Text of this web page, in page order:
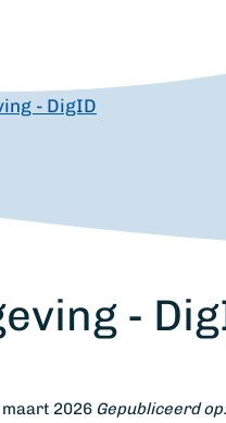
- DigID
-
maart 2026 Gepubliceerd